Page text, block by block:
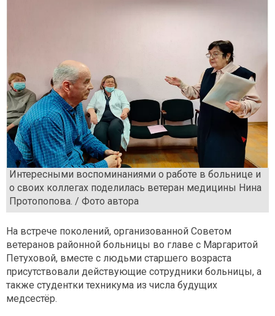
Интересными воспоминаниями о работе в больнице и
о своих коллегах поделилась ветеран медицины Нина
Протопопова. / Фото автора
На встрече поколений, организованной Советом
ветеранов районной больницы во главе с Маргаритой
Петуховой, вместе с людьми старшего возраста
присутствовали действующие сотрудники больницы, а
также студентки техникума из числа будущих
медсестёр.